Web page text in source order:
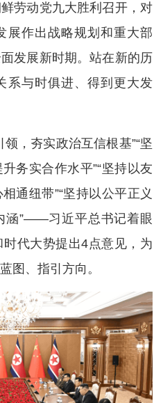
劳动党九大胜利召开，对
展作出战略规划和重大部
发展新时期。站在新的历
系与时俱进、得到更大发
，夯实政治互信根基”“坚
务实合作水平”“坚持以友
通纽带”“坚持以公平正义
涵”——习近平总书记着眼
代大势提出4点意见，为
图、指引方向。